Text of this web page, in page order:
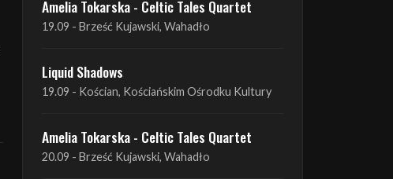
Liquid Shadows
19.09 - Kościan, Kościańskim Ośrodku Kultury
Amelia Tokarska - Celtic Tales Quartet
20.09 - Brześć Kujawski, Wahadło
Red Sand
01.10 - Poznań, Klub Pod Minogą